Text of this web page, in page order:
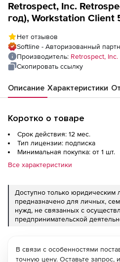
Retrospect, Inc.
год), Workstation Client
Нет отзывов
Softline - Авторизованный
Производитель: Retrospect, Inc.
Скопировать ссылку
Описание Характеристики
Коротко о товаре
Срок действия: 12 мес.
Тип лицензии: подписка
Минимальная покупка: от 1 шт.
Все характеристики
Доступно только
предназначено для личных,
нужд, не связанных с
предпринимательской
В связи с особенностями
точную цену. Оставьте